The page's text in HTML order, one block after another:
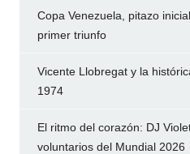
Copa Venezuela, pitazo
primer triunfo
Vicente Llobregat y la
1974
El ritmo del corazón: DJ
voluntarios del Mundial 2026